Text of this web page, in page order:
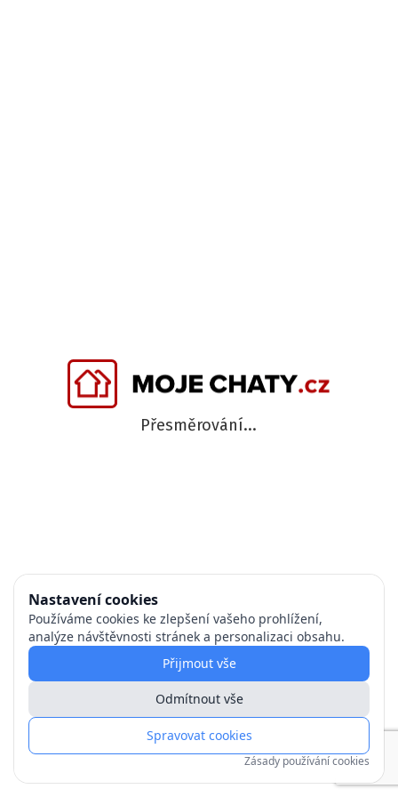
Přesměrování...
Nastavení cookies
Používáme cookies ke zlepšení vašeho prohlížení,
analýze návštěvnosti stránek a personalizaci obsahu.
Přijmout vše
Odmítnout vše
Spravovat cookies
Zásady používání cookies